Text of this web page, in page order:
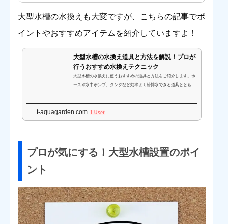
大型水槽の水換えも大変ですが、こちらの記事でポ
イントやおすすめアイテムを紹介していますよ！
大型水槽の水換え道具と方法を解説！プロが
行うおすすめ水換えテクニック
大型水槽の水換えに使うおすすめの道具と方法をご紹介します。ホ
ースや水中ポンプ、タンクなど効率よく給排水できる道具ととも
t-aquagarden.com 1 User
プロが気にする！大型水槽設置のポイ
ント